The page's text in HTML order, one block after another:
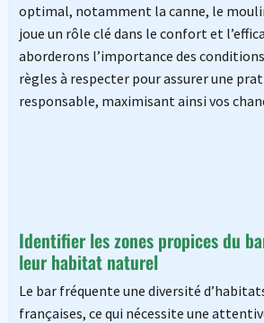
optimal, notamment la canne, le
joue un rôle clé dans le confort et
aborderons l’importance des
règles à respecter pour assurer une
responsable, maximisant ainsi vos
Identifier les zones propices du
leur habitat naturel
Le bar fréquente une diversité
françaises, ce qui nécessite une